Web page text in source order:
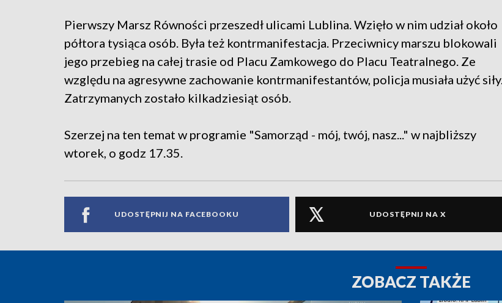
Pierwszy Marsz Równości przeszedł ulicami Lublina. Wzięło w nim udział około
półtora tysiąca osób. Była też kontrmanifestacja. Przeciwnicy marszu blokowali
jego przebieg na całej trasie od Placu Zamkowego do Placu Teatralnego. Ze
względu na agresywne zachowanie kontrmanifestantów, policja musiała użyć siły.
Zatrzymanych zostało kilkadziesiąt osób.
Szerzej na ten temat w programie "Samorząd - mój, twój, nasz..." w najbliższy
wtorek, o godz 17.35.
UDOSTĘPNIJ NA FACEBOOKU UDOSTĘPNIJ NA X
ZOBACZ TAKŻE